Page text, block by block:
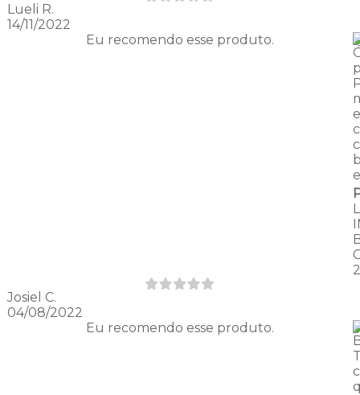
Lueli R.
14/11/2022
Eu recomendo esse produto.
Josiel C.
04/08/2022
Eu recomendo esse produto.